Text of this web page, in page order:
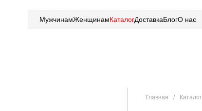
МужчинамЖенщинамКаталогДоставкаБлогО нас
Главная Каталог